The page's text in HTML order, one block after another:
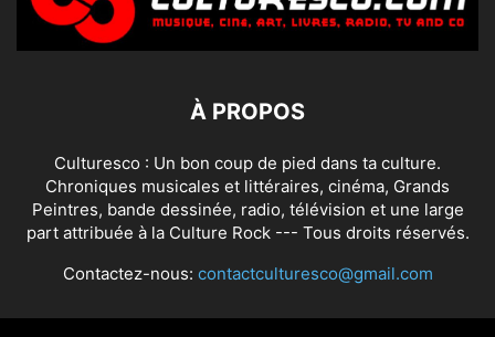
À PROPOS
Culturesco : Un bon coup de pied dans ta culture.
Chroniques musicales et littéraires, cinéma, Grands
Peintres, bande dessinée, radio, télévision et une large
part attribuée à la Culture Rock --- Tous droits réservés.
Contactez-nous: contactculturesco@gmail.com